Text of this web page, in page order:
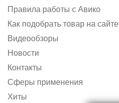
Правила работы с Авико
Как подобрать товар на сайте
Видеообзоры
Новости
Контакты
Сферы применения
Хиты